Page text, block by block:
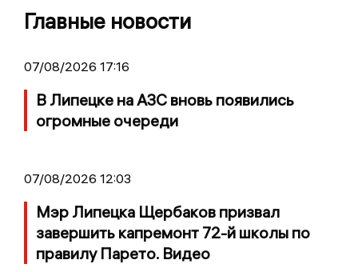
Главные новости
07/08/2026 17:16
В Липецке на АЗС вновь появились
огромные очереди
07/08/2026 12:03
Мэр Липецка Щербаков призвал
завершить капремонт 72-й школы по
правилу Парето. Видео